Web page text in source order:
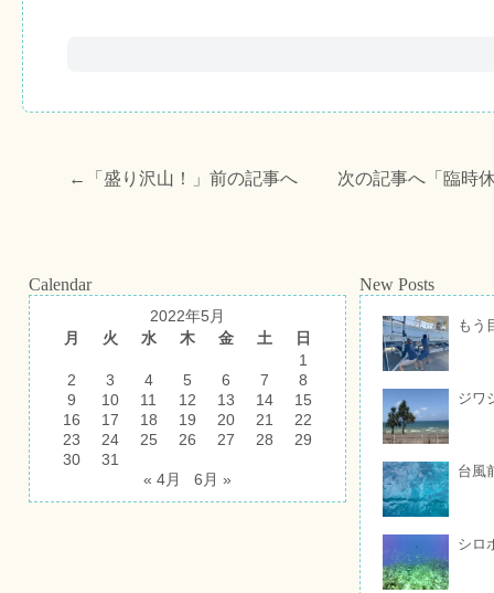
←「 盛り沢山！ 」前の記事へ 次の記事へ「 臨時
Calendar
2022年5月
月
火 水 木 金 土
日
1
2
3 4 5 6 7
8
9
10 11 12 13 14
15
16
17 18 19 20 21
22
23
24 25 26 27 28
29
30
31
« 4月
6月 »
New Posts
もう
ジワ
台風
シロ